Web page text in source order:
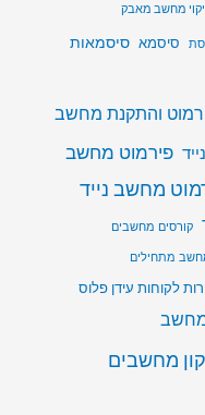
מחשב מאבק
סיסמא סיסמאות
והתקנת מחשב
פירמוט מחשב
מחשב נייד
קורסים מחשבים
מתחילים
לקוחות עידן פלוס
מחשבים